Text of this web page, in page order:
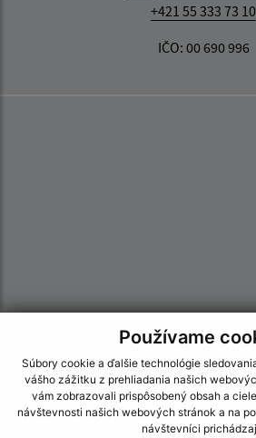
Používame
Súbory cookie a ďalšie technológie
vášho zážitku z prehliadania našich
vám zobrazovali prispôsobený obsah a
návštevnosti našich webových stránok a na
návštevníci
+421 55 333 73 10
IČO: 00 690 996
Informácie o
Vyhlásenie o